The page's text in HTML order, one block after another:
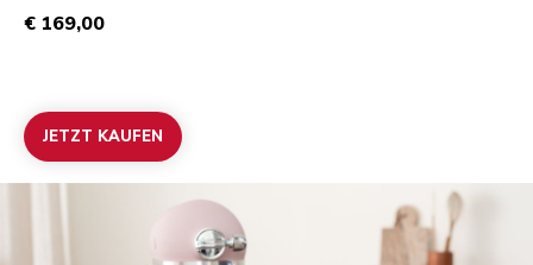
€ 169,00
JETZT KAUFEN